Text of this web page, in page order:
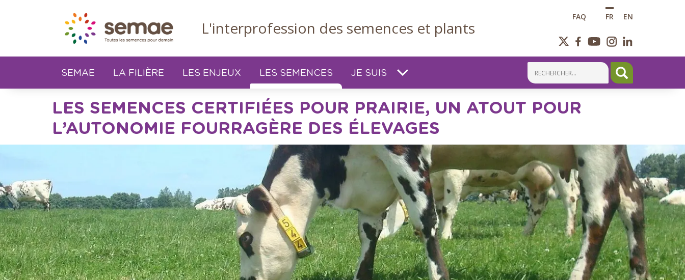
L'interprofession des semences et plants
FAQ FR EN
SEMAE LA FILIÈRE LES ENJEUX LES SEMENCES JE SUIS
LES SEMENCES CERTIFIÉES POUR PRAIRIE, UN ATOUT POUR
L’AUTONOMIE FOURRAGÈRE DES ÉLEVAGES